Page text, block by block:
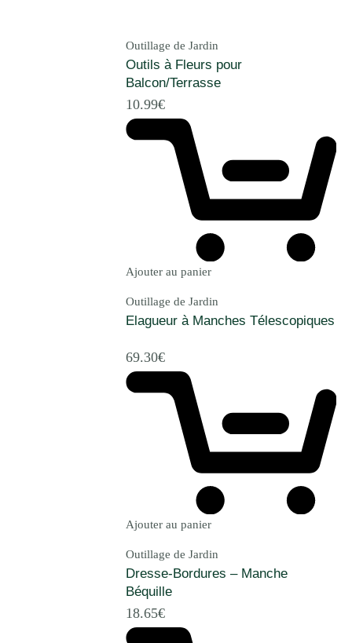
Outillage de Jardin
Outils à Fleurs pour
Balcon/Terrasse
10.99€
Ajouter au panier
Outillage de Jardin
Elagueur à Manches Télescopiques
69.30€
Ajouter au panier
Outillage de Jardin
Dresse-Bordures – Manche
Béquille
18.65€